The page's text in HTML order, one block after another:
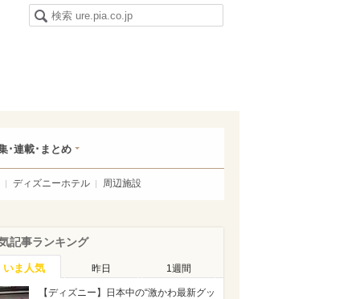
･連載･まとめ
ディズニーホテル 周辺施設
記事ランキング
いま人気 昨日 1週間
【ディズニー】日本中の“激かわ最新グッ